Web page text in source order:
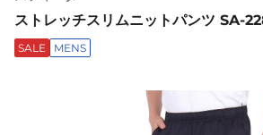
ストレッチスリムニットパンツ SA-
SALE MENS